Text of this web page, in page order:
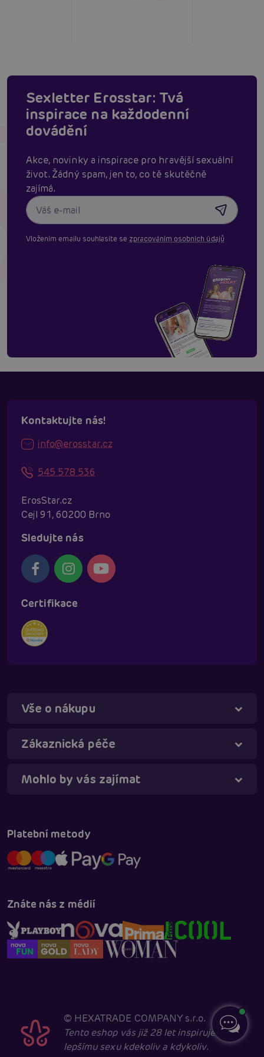
Sexletter Erosstar: Tvá
inspirace na každodenní
dovádění
Akce, novinky a inspirace pro hravější sexuální
život. Žádný spam, jen to, co tě skutěčně
zajímá.
Vložením emailu souhlasíte se zpracováním osobních údajů
Kontaktujte nás!
info@erosstar.cz
545 578 536
ErosStar.cz
Cejl 91, 60200 Brno
Sledujte nás
Certifikace
Vše o nákupu
Zákaznická péče
Mohlo by vás zajímat
Platební metody
Znáte nás z médií
© HEXATRADE COMPANY s.r.o.
Tento eshop vás již 28 let inspiruje k
lepšímu sexu kdekoliv a kdykoliv.
Táňa - virtuální asistentka